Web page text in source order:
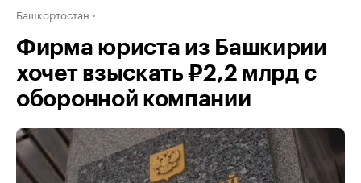
Башкортостан
Фирма юриста из Башкирии
хочет взыскать ₽2,2 млрд с
оборонной компании